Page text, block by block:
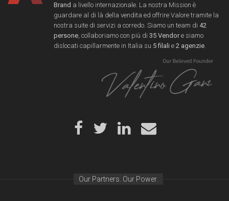
Brand a livello internazionale. La nostra Mission è
guardare al di là della vendita ed offrire Valore tramite la
nostra suite di servizi a corredo. Siamo un team di 42
persone , collaboriamo con più di 35 Vendore siamo
dislocati capillarmente in Italia su 5 filali e 2 agenzie